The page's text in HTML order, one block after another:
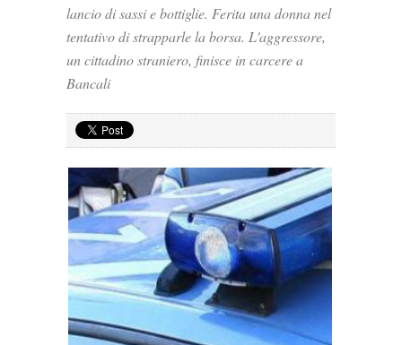
lancio di sassi e bottiglie. Ferita una donna nel
tentativo di strapparle la borsa. L'aggressore,
un cittadino straniero, finisce in carcere a
Bancali